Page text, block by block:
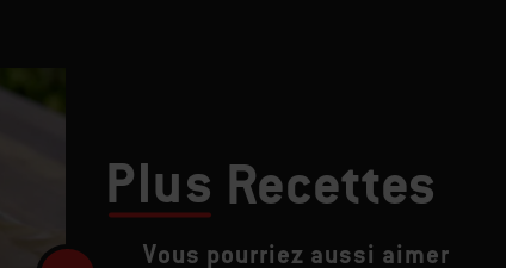
Plus Recettes
Vous pourriez aussi aimer